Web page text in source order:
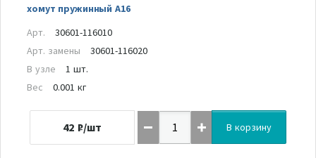
хомут пружинный А16
Арт.
30601-116010
Арт. замены
30601-116020
В узле
1 шт.
Вес
0.001 кг
42 ₽/шт В корзину